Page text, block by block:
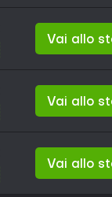
Vai allo
Vai allo
Vai allo